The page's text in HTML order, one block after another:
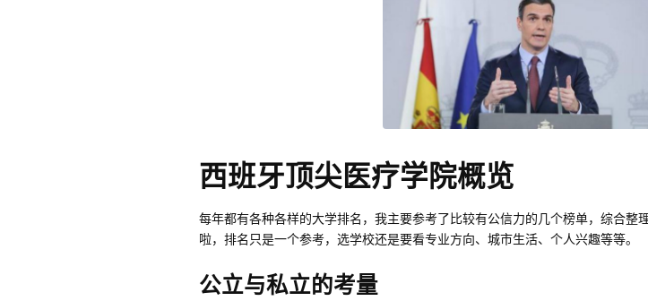
西班牙顶尖医疗学院概览
每年都有各种各样的大学排名，我主要参考了比较有公信力的几个榜单，综合整
啦，排名只是一个参考，选学校还是要看专业方向、城市生活、个人兴趣等等。
公立与私立的考量